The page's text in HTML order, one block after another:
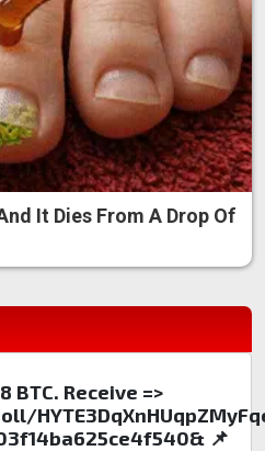
It Dies From A Drop Of
BTC. Receive =>
📌